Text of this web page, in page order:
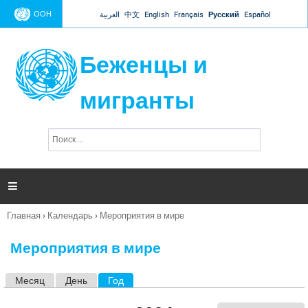
Jump to navigation
ООН العربية 中文 English Français Русский Español
Беженцы и
мигранты
п
и

Вы
Главная › Календарь › Мероприятия в мире
Мероприятия в мире
Месяц День Год